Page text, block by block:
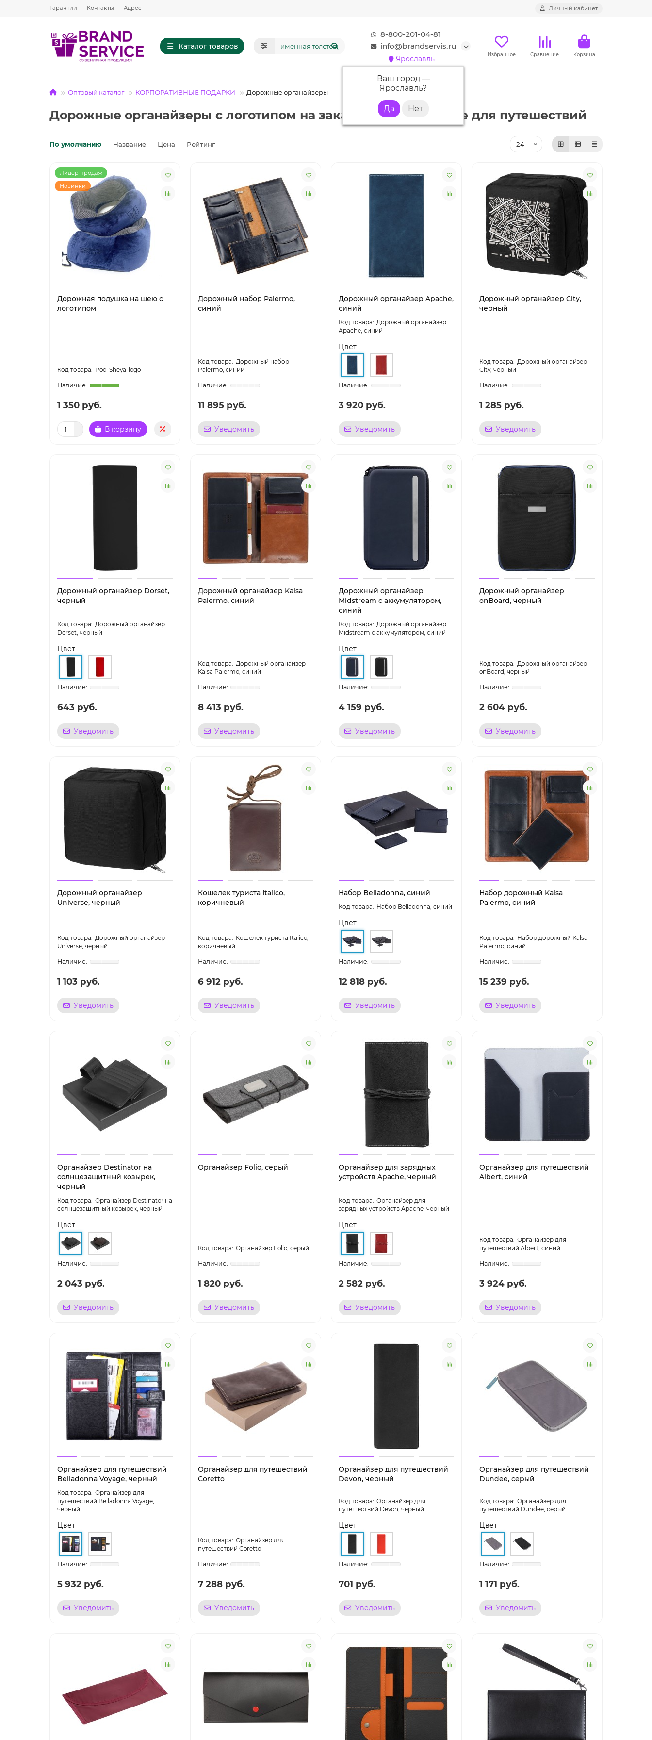
Гарантии Контакты Адрес Личный кабинет
Каталог товаров
8-800-201-04-81
info@brandservis.ru
Ярославль
Ваш город —
Ярославль?
Избранное Сравнение Корзина
Оптовый каталог КОРПОРАТИВНЫЕ ПОДАРКИ Дорожные органайзеры
Дорожные органайзеры с логотипом на заказ: Брендирование для путешествий
По умолчанию Название Цена Рейтинг
Лидер продаж
Новинки
Дорожная подушка на шею с
логотипом
Pod-Sheya-logo
1 350 руб.
В корзину
Дорожный набор Palermo,
синий
Дорожный набор
Palermo, синий
11 895 руб.
Уведомить
Дорожный органайзер Apache,
синий
Дорожный органайзер
Apache, синий
Цвет
3 920 руб.
Уведомить
Дорожный органайзер City,
черный
Дорожный органайзер
City, черный
1 285 руб.
Уведомить
Дорожный органайзер Dorset,
черный
Дорожный органайзер
Dorset, черный
Цвет
643 руб.
Уведомить
Дорожный органайзер Kalsa
Palermo, синий
Дорожный органайзер
Kalsa Palermo, синий
8 413 руб.
Уведомить
Дорожный органайзер
Midstream с аккумулятором,
синий
Дорожный органайзер
Midstream с аккумулятором, синий
Цвет
4 159 руб.
Уведомить
Дорожный органайзер
onBoard, черный
Дорожный органайзер
onBoard, черный
2 604 руб.
Уведомить
Дорожный органайзер
Universe, черный
Дорожный органайзер
Universe, черный
1 103 руб.
Уведомить
Кошелек туриста Italico,
коричневый
Кошелек туриста Italico,
коричневый
6 912 руб.
Уведомить
Набор Belladonna, синий
Набор Belladonna, синий
Цвет
12 818 руб.
Уведомить
Набор дорожный Kalsa
Palermo, синий
Набор дорожный Kalsa
Palermo, синий
15 239 руб.
Уведомить
Органайзер Destinator на
солнцезащитный козырек,
черный
Органайзер Destinator на
солнцезащитный козырек, черный
Цвет
2 043 руб.
Уведомить
Органайзер Folio, серый
Органайзер Folio, серый
1 820 руб.
Уведомить
Органайзер для зарядных
устройств Apache, черный
Органайзер для
зарядных устройств Apache, черный
Цвет
2 582 руб.
Уведомить
Органайзер для путешествий
Albert, синий
Органайзер для
путешествий Albert, синий
3 924 руб.
Уведомить
Органайзер для путешествий
Belladonna Voyage, черный
Органайзер для
путешествий Belladonna Voyage,
черный
Цвет
5 932 руб.
Уведомить
Органайзер для путешествий
Coretto
Органайзер для
путешествий Coretto
7 288 руб.
Уведомить
Органайзер для путешествий
Devon, черный
Органайзер для
путешествий Devon, черный
Цвет
701 руб.
Уведомить
Органайзер для путешествий
Dundee, серый
Органайзер для
путешествий Dundee, серый
Цвет
1 171 руб.
Уведомить